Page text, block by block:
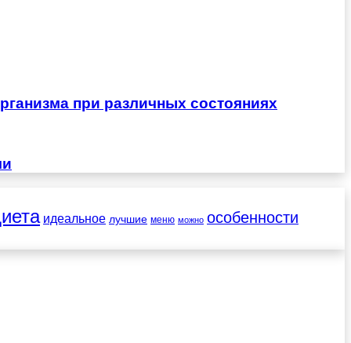
при различных состояниях
идеальное лучшие меню можно особенности